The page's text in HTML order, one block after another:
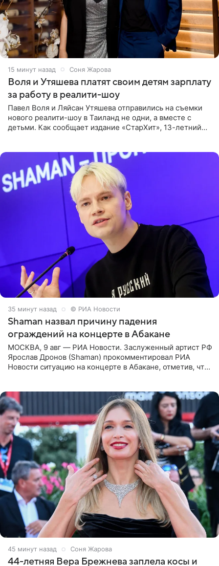
15 минут назад Соня Жарова
Воля и Утяшева платят своим детям зарплату
за работу в реалити-шоу
Павел Воля и Ляйсан Утяшева отправились на съемки
нового реалити-шоу в Таиланд не одни, а вместе с
детьми. Как сообщает издание «СтарХит», 13-летний
35 минут назад © РИА Новости
Shaman назвал причину падения
ограждений на концерте в Абакане
МОСКВА, 9 авг — РИА Новости. Заслуженный артист РФ
Ярослав Дронов (Shaman) прокомментировал РИА
Новости ситуацию на концерте в Абакане, отметив, что
45 минут назад Соня Жарова
44-летняя Вера Брежнева заплела косы и